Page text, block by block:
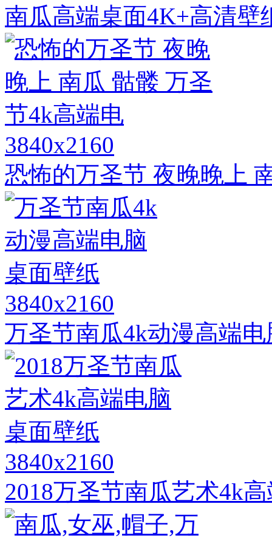
南瓜高端桌面4K+高清壁
3840x2160
恐怖的万圣节 夜晚晚上
3840x2160
万圣节南瓜4k动漫高端
3840x2160
2018万圣节南瓜艺术4k